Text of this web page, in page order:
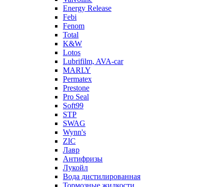
Energy Release
Febi
Fenom
Total
K&W
Lotos
Lubrifilm, AVA-car
MARLY
Permatex
Prestone
Pro Seal
Soft99
STP
SWAG
Wynn's
ZIC
Лавр
Антифризы
Лукойл
Вода дистилированная
Тормозные жидкости